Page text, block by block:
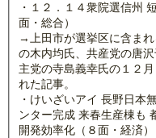
・１２．１４衆院選信州
面・総合）
→上田市が選挙区に含ま
の木内均氏、共産党の唐
主党の寺島義幸氏の１２
れた記事。
・けいざいアイ 長野日本
ンター完成 来春生産棟も
開発効率化（８面・経済）